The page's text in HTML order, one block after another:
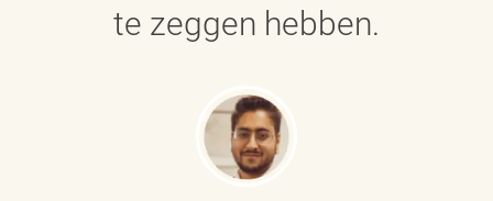
te zeggen hebben.